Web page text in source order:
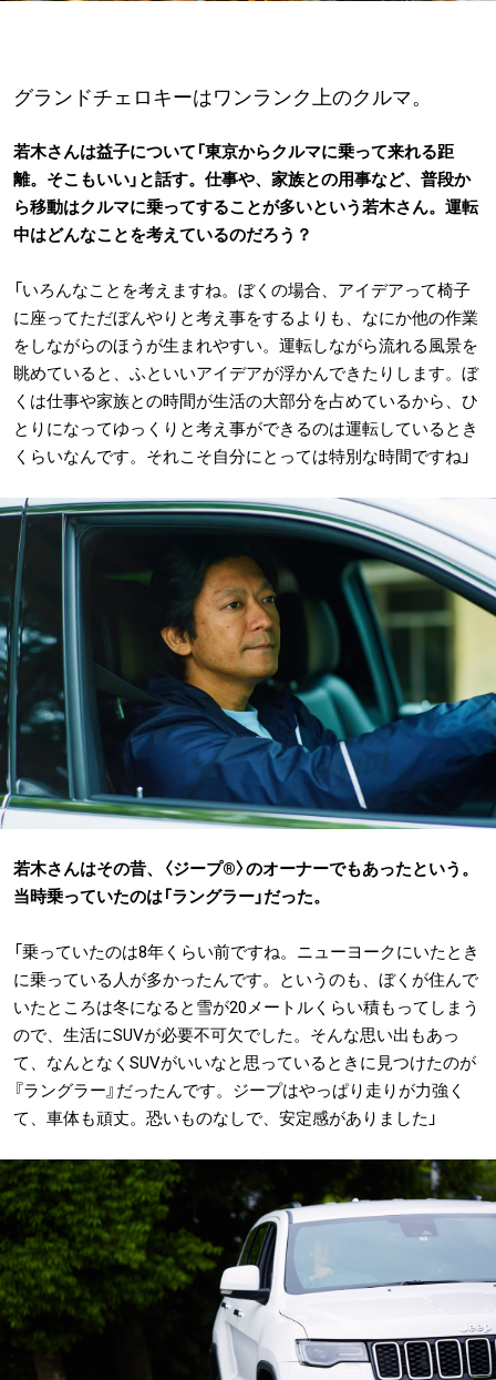
グランドチェロキーはワンランク上のクルマ。
若木さんは益子について「東京からクルマに乗って来れる距
離。そこもいい」と話す。仕事や、家族との用事など、普段か
ら移動はクルマに乗ってすることが多いという若木さん。運転
中はどんなことを考えているのだろう？
「いろんなことを考えますね。ぼくの場合、アイデアって椅子
に座ってただぼんやりと考え事をするよりも、なにか他の作業
をしながらのほうが生まれやすい。運転しながら流れる風景を
眺めていると、ふといいアイデアが浮かんできたりします。ぼ
くは仕事や家族との時間が生活の大部分を占めているから、ひ
とりになってゆっくりと考え事ができるのは運転しているとき
くらいなんです。それこそ自分にとっては特別な時間ですね」
若木さんはその昔、〈ジープ®〉のオーナーでもあったという。
当時乗っていたのは「ラングラー」だった。
「乗っていたのは8年くらい前ですね。ニューヨークにいたとき
に乗っている人が多かったんです。というのも、ぼくが住んで
いたところは冬になると雪が20メートルくらい積もってしまう
ので、生活にSUVが必要不可欠でした。そんな思い出もあっ
て、なんとなくSUVがいいなと思っているときに見つけたのが
『ラングラー』だったんです。ジープはやっぱり走りが力強く
て、車体も頑丈。恐いものなしで、安定感がありました」